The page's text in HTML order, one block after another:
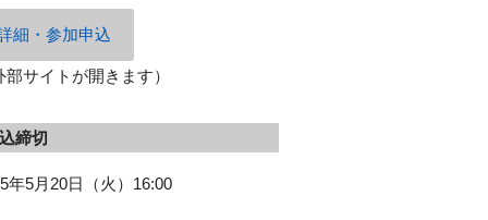
細・参加申込
部サイトが開きます）
締切
年5月20日（火）16:00